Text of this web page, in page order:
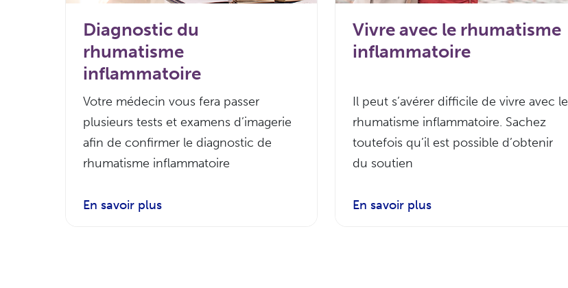
Diagnostic du
rhumatisme
inflammatoire
Votre médecin vous fera passer
plusieurs tests et examens d’imagerie
afin de confirmer le diagnostic de
rhumatisme inflammatoire
En savoir plus
Vivre avec le rhumatisme
inflammatoire
Il peut s’avérer difficile de vivre avec le
rhumatisme inflammatoire. Sachez
toutefois qu’il est possible d’obtenir
du soutien
En savoir plus